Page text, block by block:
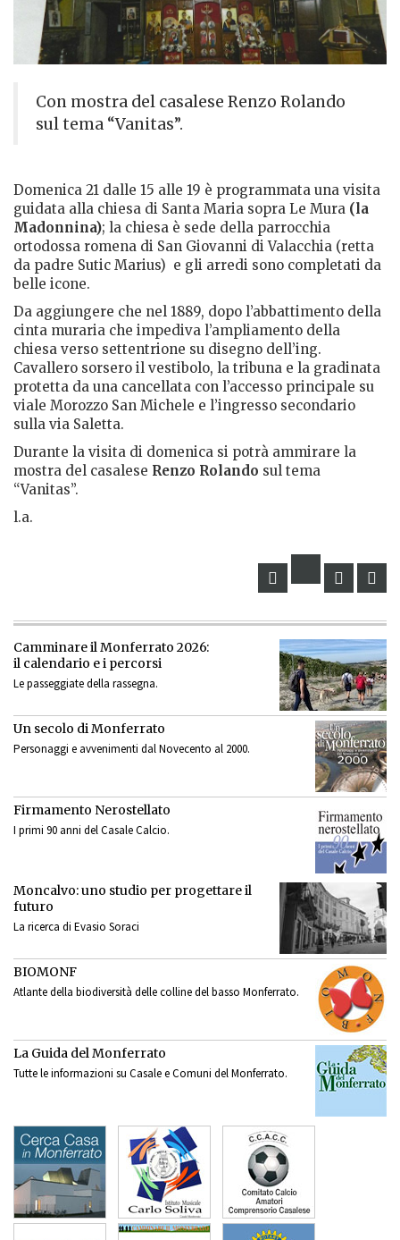
Con mostra del casalese Renzo Rolando
sul tema “Vanitas”.
Domenica 21 dalle 15 alle 19 è programmata una visita
guidata alla chiesa di Santa Maria sopra Le Mura (la
Madonnina); la chiesa è sede della parrocchia
ortodossa romena di San Giovanni di Valacchia (retta
da padre Sutic Marius) e gli arredi sono completati da
belle icone.
Da aggiungere che nel 1889, dopo l’abbattimento della
cinta muraria che impediva l’ampliamento della
chiesa verso settentrione su disegno dell’ing.
Cavallero sorsero il vestibolo, la tribuna e la gradinata
protetta da una cancellata con l’accesso principale su
viale Morozzo San Michele e l’ingresso secondario
sulla via Saletta.
Durante la visita di domenica si potrà ammirare la
mostra del casalese Renzo Rolando sul tema
“Vanitas”.
l.a.
Camminare il Monferrato 2026:
il calendario e i percorsi
Le passeggiate della rassegna.
Un secolo di Monferrato
Personaggi e avvenimenti dal Novecento al 2000.
Firmamento Nerostellato
I primi 90 anni del Casale Calcio.
Moncalvo: uno studio per progettare il
futuro
La ricerca di Evasio Soraci
BIOMONF
Atlante della biodiversità delle colline del basso Monferrato.
La Guida del Monferrato
Tutte le informazioni su Casale e Comuni del Monferrato.